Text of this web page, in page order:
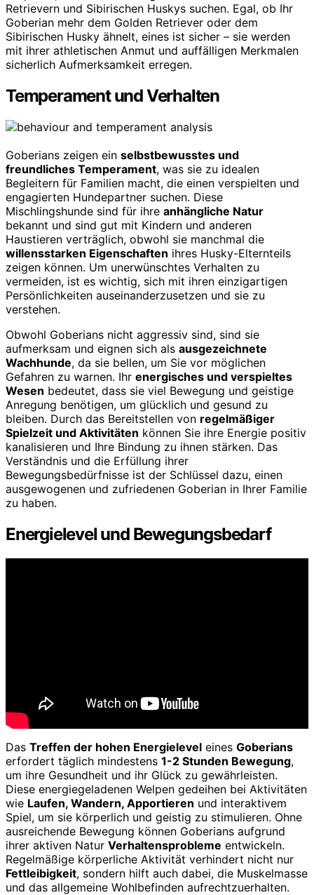
Retrievern und Sibirischen Huskys suchen. Egal, ob Ihr
Goberian mehr dem Golden Retriever oder dem
Sibirischen Husky ähnelt, eines ist sicher – sie werden
mit ihrer athletischen Anmut und auffälligen Merkmalen
sicherlich Aufmerksamkeit erregen.
Temperament und Verhalten
Goberians zeigen ein selbstbewusstes und
freundliches Temperament, was sie zu idealen
Begleitern für Familien macht, die einen verspielten und
engagierten Hundepartner suchen. Diese
Mischlingshunde sind für ihre anhängliche Natur
bekannt und sind gut mit Kindern und anderen
Haustieren verträglich, obwohl sie manchmal die
willensstarken Eigenschaften ihres Husky-Elternteils
zeigen können. Um unerwünschtes Verhalten zu
vermeiden, ist es wichtig, sich mit ihren einzigartigen
Persönlichkeiten auseinanderzusetzen und sie zu
verstehen.
Obwohl Goberians nicht aggressiv sind, sind sie
aufmerksam und eignen sich als ausgezeichnete
Wachhunde, da sie bellen, um Sie vor möglichen
Gefahren zu warnen. Ihr energisches und verspieltes
Wesen bedeutet, dass sie viel Bewegung und geistige
Anregung benötigen, um glücklich und gesund zu
bleiben. Durch das Bereitstellen von regelmäßiger
Spielzeit und Aktivitäten können Sie ihre Energie positiv
kanalisieren und Ihre Bindung zu ihnen stärken. Das
Verständnis und die Erfüllung ihrer
Bewegungsbedürfnisse ist der Schlüssel dazu, einen
ausgewogenen und zufriedenen Goberian in Ihrer Familie
zu haben.
Energielevel und Bewegungsbedarf
Das Treffen der hohen Energielevel eines Goberians
erfordert täglich mindestens 1-2 Stunden Bewegung,
um ihre Gesundheit und ihr Glück zu gewährleisten.
Diese energiegeladenen Welpen gedeihen bei Aktivitäten
wie Laufen, Wandern, Apportieren und interaktivem
Spiel, um sie körperlich und geistig zu stimulieren. Ohne
ausreichende Bewegung können Goberians aufgrund
ihrer aktiven Natur Verhaltensprobleme entwickeln.
Regelmäßige körperliche Aktivität verhindert nicht nur
Fettleibigkeit, sondern hilft auch dabei, die Muskelmasse
und das allgemeine Wohlbefinden aufrechtzuerhalten.